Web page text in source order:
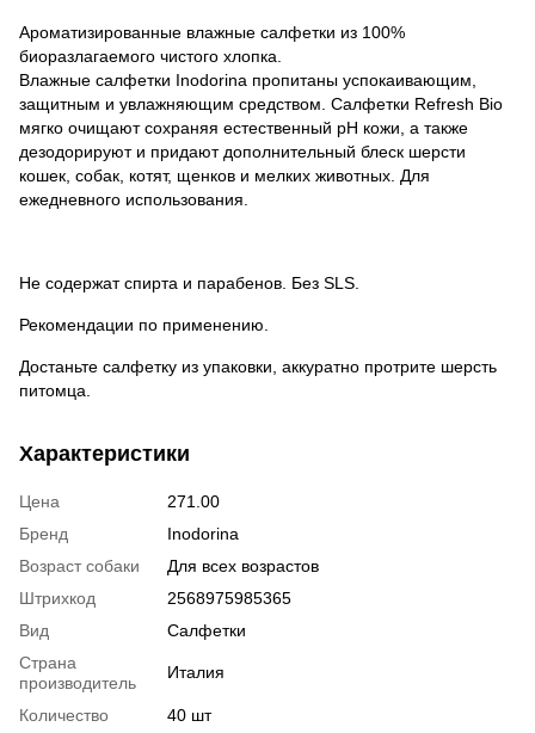
Ароматизированные влажные салфетки из 100%
биоразлагаемого чистого хлопка.
Влажные салфетки Inodorina пропитаны успокаивающим,
защитным и увлажняющим средством. Салфетки Refresh Bio
мягко очищают сохраняя естественный pH кожи, а также
дезодорируют и придают дополнительный блеск шерсти
кошек, собак, котят, щенков и мелких животных. Для
ежедневного использования.
Не содержат спирта и парабенов. Без SLS.
Рекомендации по применению.
Достаньте салфетку из упаковки, аккуратно протрите шерсть
питомца.
Характеристики
Цена
271.00
Бренд
Inodorina
Возраст собаки
Для всех возрастов
Штрихкод
2568975985365
Вид
Салфетки
Страна
производитель
Италия
Количество 40 шт